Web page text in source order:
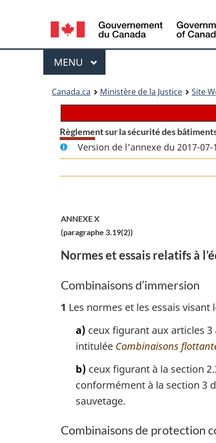
Language
selection
Menu
MENU PRINCIPAL
Canada.ca Ministère de la Justice Site
Règlement sur la sécurité des
Version de l'annexe du 2017-07-
ANNEXE X
(paragraphe 3.19(2))
Normes et essais relatifs à
Combinaisons d’immersion
1 Les normes et les essais
a) ceux figurant aux articles 3
intitulée Combinaisons
b) ceux figurant à la section
conformément à la section 3
sauvetage.
Combinaisons de protection